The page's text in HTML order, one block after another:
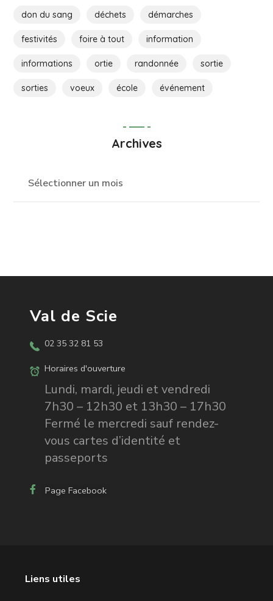
don du sang déchets démarches
festivités foire à tout information
informations ortie randonnée sortie
sorties voeux école événement
Archives
Val de Scie
02 35 32 81 53
Horaires d'ouverture
Lundi, mardi, jeudi et vendredi
7h30 – 12h30 et 13h30 – 17h30
Fermé le mercredi sauf rendez-
vous cartes d’identité et
passeports
Page Facebook
Liens utiles